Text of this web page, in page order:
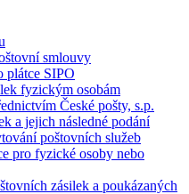
smlouvy
plátce SIPO
fyzickým osobám
České pošty, s.p.
a jejich následné podání
poštovních služeb
pro fyzické osoby nebo
zásilek a poukázaných